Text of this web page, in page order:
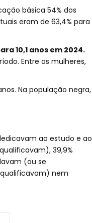
básica 54% dos
eram de 63,4% para
10,1 anos em 2024.
Entre as mulheres,
Na população negra,
ao estudo e ao
39,9%
(ou se
nem